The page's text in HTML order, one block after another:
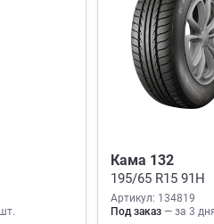
Кама 132
195/65 R15 91H
Артикул: 134819
Под заказ — за 3